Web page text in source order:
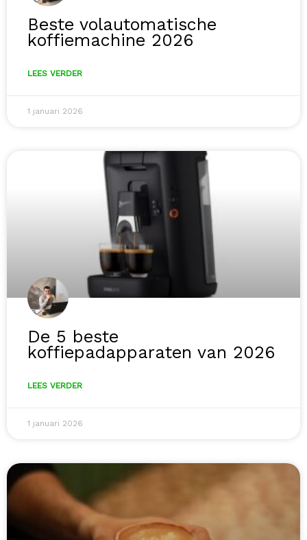
Beste volautomatische
koffiemachine 2026
LEES VERDER
1 januari 2026
De 5 beste
koffiepadapparaten van 2026
LEES VERDER
1 januari 2026